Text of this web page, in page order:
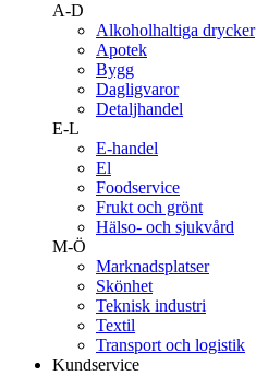
A-D
Alkoholhaltiga drycker
Apotek
Bygg
Dagligvaror
Detaljhandel
E-L
E-handel
El
Foodservice
Frukt och grönt
Hälso- och sjukvård
M-Ö
Marknadsplatser
Skönhet
Teknisk industri
Textil
Transport och logistik
Kundservice